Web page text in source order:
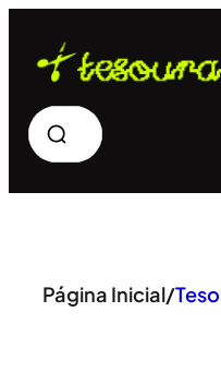
para
conteúdo
Pesquisar
Página Inicial/